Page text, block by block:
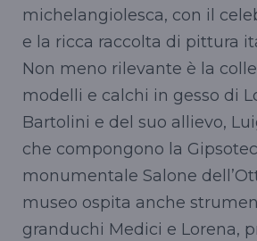
michelangiolesca, con il
e la ricca raccolta di pittura
Non meno rilevante è la
modelli e calchi in gesso di
Bartolini e del suo allievo,
che compongono la
monumentale Salone
museo ospita anche
granduchi Medici e Lorena,